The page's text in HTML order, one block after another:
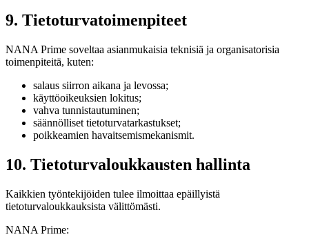
9. Tietoturvatoimenpiteet
NANA Prime soveltaa asianmukaisia teknisiä ja organisatorisia
toimenpiteitä, kuten:
salaus siirron aikana ja levossa;
käyttöoikeuksien lokitus;
vahva tunnistautuminen;
säännölliset tietoturvatarkastukset;
poikkeamien havaitsemismekanismit.
10. Tietoturvaloukkausten hallinta
Kaikkien työntekijöiden tulee ilmoittaa epäillyistä
tietoturvaloukkauksista välittömästi.
NANA Prime: